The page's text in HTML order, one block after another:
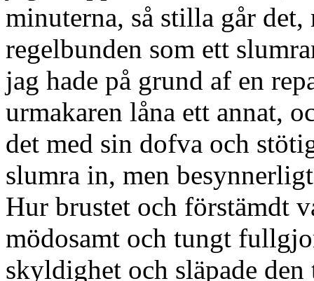
minuterna, så stilla går
regelbunden som ett
jag hade på grund af en
urmakaren låna ett annat,
det med sin dofva och
slumra in, men
Hur brustet och förstämdt
mödosamt och tungt
skyldighet och släpade